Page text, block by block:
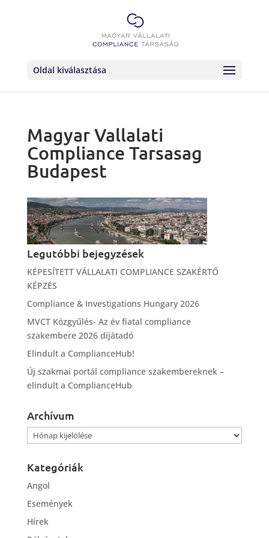
Oldal kiválasztása
Magyar Vallalati
Compliance Tarsasag
Budapest
Legutóbbi bejegyzések
KÉPESÍTETT VÁLLALATI COMPLIANCE SZAKÉRTŐ
KÉPZÉS
Compliance & Investigations Hungary 2026
MVCT Közgyűlés- Az év fiatal compliance
szakembere 2026 díjátadó
Elindult a ComplianceHub!
Új szakmai portál compliance szakembereknek –
elindult a ComplianceHub
Archívum
Archívum
Kategóriák
Angol
Események
Hírek